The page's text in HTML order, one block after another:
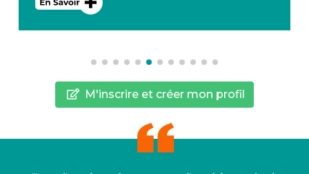
M'inscrire et créer mon profil